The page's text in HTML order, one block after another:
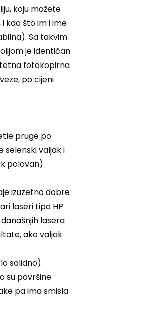
koju možete
kao što im i ime
Sa takvim
je identičan
fotokopirna
po cijeni
pruge po
selenski valjak i
polovan).
izuzetno dobre
laseri tipa HP
lasera
ako valjak
solidno).
su površine
pa ima smisla